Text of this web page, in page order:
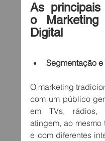
As
o
Digital
Segmentação
O marketing
com um público
em TVs, rádios,
atingem, ao
e com diferentes